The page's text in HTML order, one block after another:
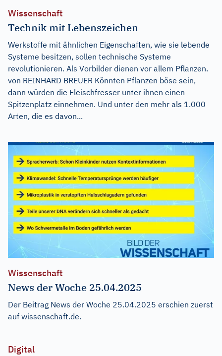
Wissenschaft
Technik mit Lebenszeichen
Werkstoffe mit ähnlichen Eigenschaften, wie sie lebende
Systeme besitzen, sollen technische Systeme
revolutionieren. Als Vorbilder dienen vor allem Pflanzen.
von REINHARD BREUER Könnten Pflanzen böse sein,
dann würden die Fleischfresser unter ihnen einen
Spitzenplatz einnehmen. Und unter den mehr als 1.000
Arten, die es davon...
Wissenschaft
News der Woche 25.04.2025
Der Beitrag News der Woche 25.04.2025 erschien zuerst
auf wissenschaft.de.
Digital